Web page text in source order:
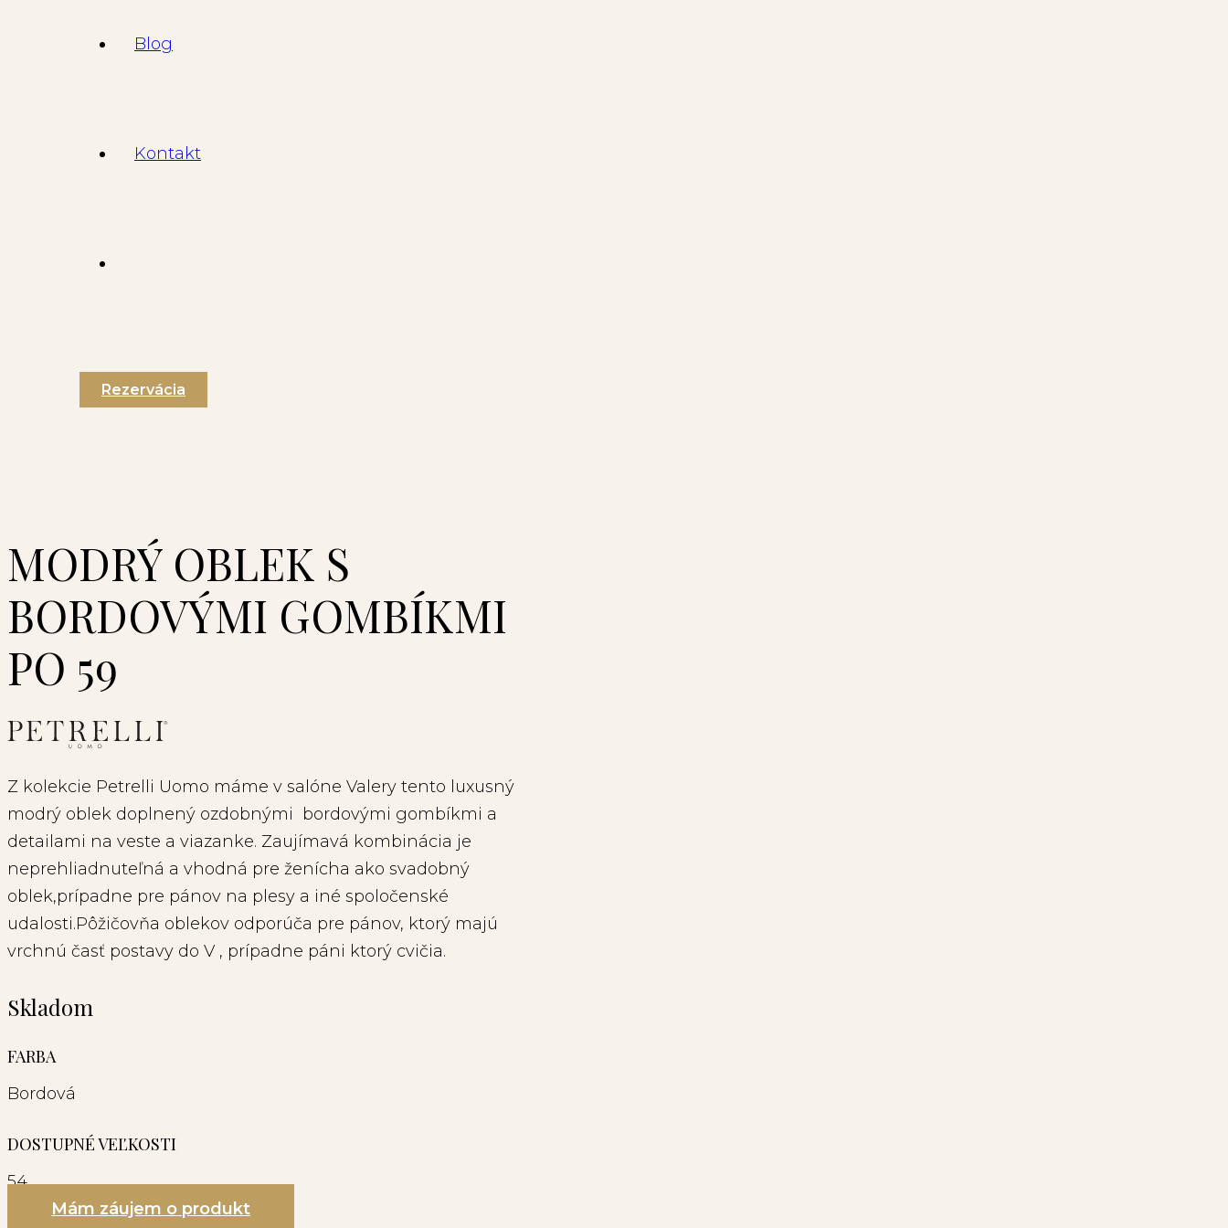
Blog
Kontakt
Rezervácia
MODRÝ OBLEK S
BORDOVÝMI GOMBÍKMI
PO 59
Z kolekcie Petrelli Uomo máme v salóne Valery tento luxusný
modrý oblek doplnený ozdobnými bordovými gombíkmi a
detailami na veste a viazanke. Zaujímavá kombinácia je
neprehliadnuteľná a vhodná pre ženícha ako svadobný
oblek,prípadne pre pánov na plesy a iné spoločenské
udalosti.Pôžičovňa oblekov odporúča pre pánov, ktorý majú
vrchnú časť postavy do V , prípadne páni ktorý cvičia.
Skladom
FARBA
Bordová
DOSTUPNÉ VEĽKOSTI
54
Mám záujem o produkt